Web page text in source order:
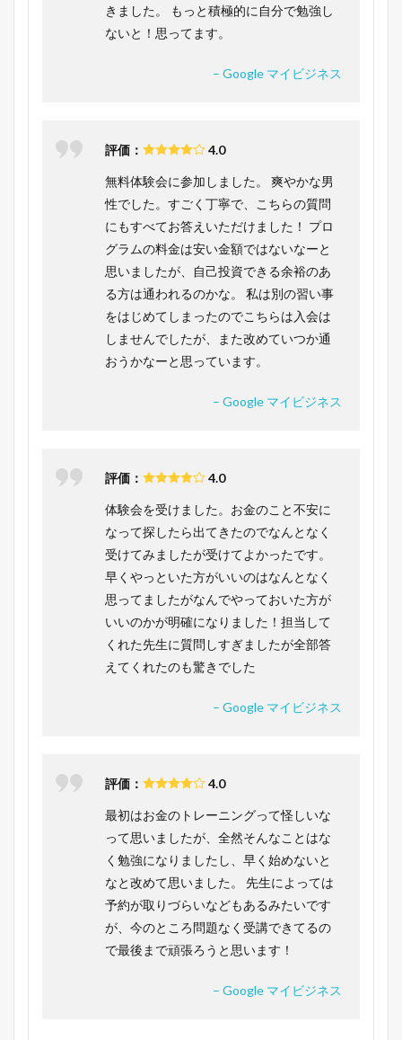
きました。 もっと積極的に自分で勉強し
ないと！思ってます。
– Google マイビジネス
評価： 4.0
無料体験会に参加しました。 爽やかな男
性でした。すごく丁寧で、こちらの質問
にもすべてお答えいただけました！ プロ
グラムの料金は安い金額ではないなーと
思いましたが、自己投資できる余裕のあ
る方は通われるのかな。 私は別の習い事
をはじめてしまったのでこちらは入会は
しませんでしたが、また改めていつか通
おうかなーと思っています。
– Google マイビジネス
評価： 4.0
体験会を受けました。お金のこと不安に
なって探したら出てきたのでなんとなく
受けてみましたが受けてよかったです。
早くやっといた方がいいのはなんとなく
思ってましたがなんでやっておいた方が
いいのかが明確になりました！担当して
くれた先生に質問しすぎましたが全部答
えてくれたのも驚きでした
– Google マイビジネス
評価： 4.0
最初はお金のトレーニングって怪しいな
って思いましたが、全然そんなことはな
く勉強になりましたし、早く始めないと
なと改めて思いました。 先生によっては
予約が取りづらいなどもあるみたいです
が、今のところ問題なく受講できてるの
で最後まで頑張ろうと思います！
– Google マイビジネス